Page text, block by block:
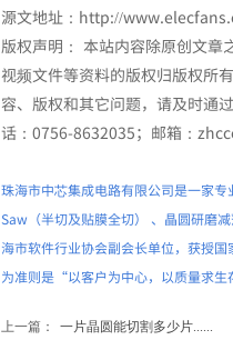
源文地址： http://
版权声明： 本站内容除原创文章
视频文件等资料的版权归版权所
容、版权和其它问题，请及时通
话：0756-8632035；邮箱：
珠海市中芯集成电路有限公司是一家
Saw（半切及贴膜全切） 、晶圆研磨
海市软件行业协会副会长单位，获授
为准则是“以客户为中心，以质量求
上一篇：
一片晶圆能切割多少片......